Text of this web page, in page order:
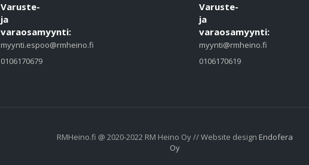
Varuste-
ja
varaosamyynti:
myynti.espoo@rmheino.fi
0106170679
Varuste-
ja
varaosamyynti:
myynti@rmheino.fi
0106170619
RMHeino.fi @ 2020-2022 RM Heino Oy // Website design Endofera
Oy